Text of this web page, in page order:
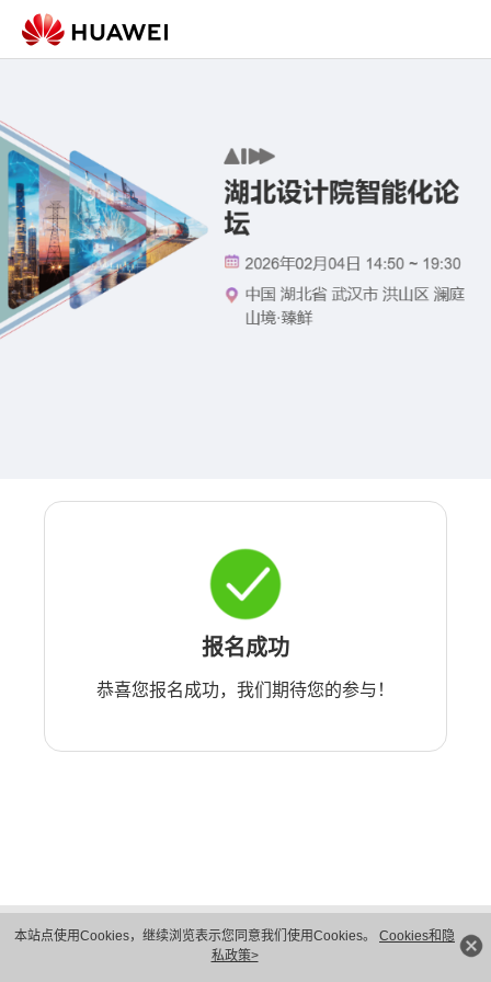
本站点使用Cookies，继续浏览表示您同意我们使用Cookies。 Cookies和隐
私政策>
报名成功
恭喜您报名成功，我们期待您的参与！
版权所有 © 华为技术有限公司 1998-2026。 保留一切权利。粤A2-20044005号
隐私保护